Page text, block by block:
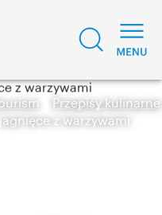
Przepisy kulinarne
z warzywami